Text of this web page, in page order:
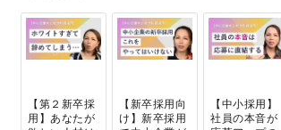
【第２新卒採
用】あなたが
【新卒採用向
け】新卒採用
【中小採用】
社員の本音が